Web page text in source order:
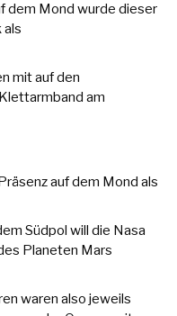
dem Mond wurde dieser
als
mit auf den
am
auf dem Mond als
Südpol will die Nasa
Planeten Mars
waren also jeweils